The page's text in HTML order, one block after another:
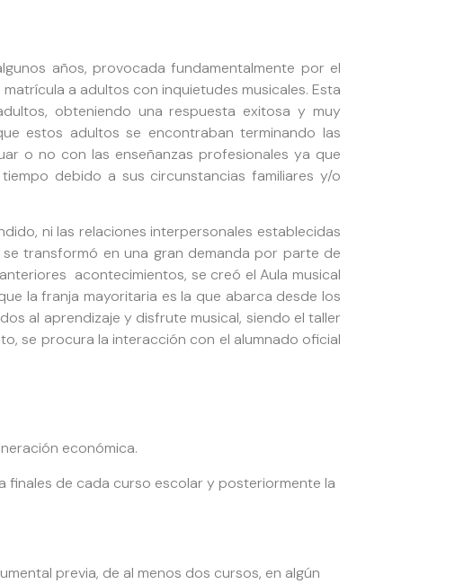
años, provocada fundamentalmente por el
a adultos con inquietudes musicales. Esta
obteniendo una respuesta exitosa y muy
estos adultos se encontraban terminando las
o no con las enseñanzas profesionales ya que
debido a sus circunstancias familiares y/o
ni las relaciones interpersonales establecidas
transformó en una gran demanda por parte de
acontecimientos, se creó el Aula musical
la franja mayoritaria es la que abarca desde los
al aprendizaje y disfrute musical, siendo el taller
se procura la interacción con el alumnado oficial
económica.
de cada curso escolar y posteriormente la
previa, de al menos dos cursos, en algún